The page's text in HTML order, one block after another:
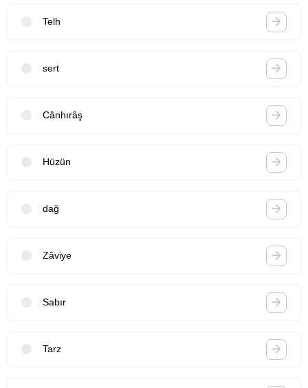
Telh
sert
Cânhırâş
Hüzün
dağ
Zâviye
Sabır
Tarz